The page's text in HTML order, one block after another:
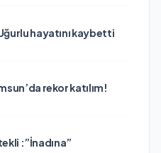
hayatını kaybetti
rekor katılım!
:”İnadına”